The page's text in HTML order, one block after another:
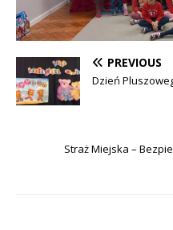
PREVIOUS
Dzień
Straż Miejska –